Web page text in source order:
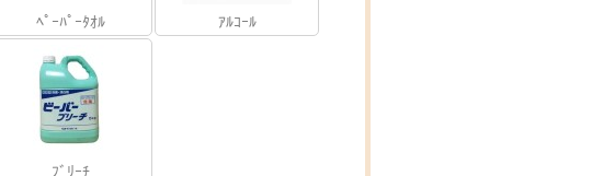
ﾍﾟｰﾊﾟｰﾀｵﾙ ｱﾙｺｰﾙ
ﾌﾞﾘｰﾁ